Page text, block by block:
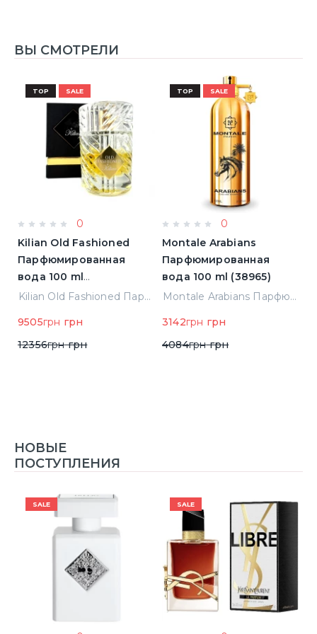
ВЫ СМОТРЕЛИ
TOP SALE
0
Kilian Old Fashioned
Парфюмированная
вода 100 ml
(3700550240723)
Kilian Old Fashioned Парфюмированная вода 100 ml (3700550240723)
9505грн грн
12356грнгрн
TOP SALE
0
Montale Arabians
Парфюмированная
вода 100 ml (38965)
Montale Arabians Парфюмированная вода 100 ml (38965)
3142грн грн
4084грнгрн
НОВЫЕ
ПОСТУПЛЕНИЯ
SALE SALE